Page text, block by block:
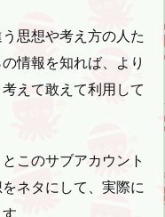
思想や考え方の人た
情報を知れば、より
えて敢えて利用して
このサブアカウント
ネタにして、実際に